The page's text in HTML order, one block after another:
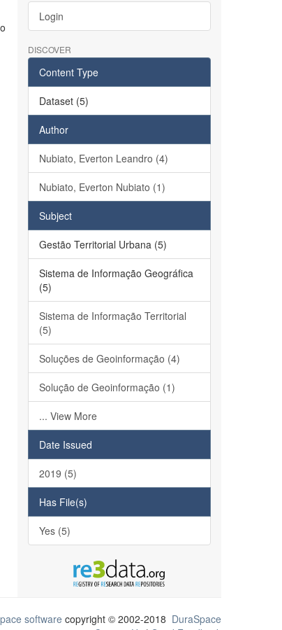
Login
DISCOVER
Content Type
Dataset (5)
Author
Nubiato, Everton Leandro (4)
Nubiato, Everton Nubiato (1)
Subject
Gestão Territorial Urbana (5)
Sistema de Informação Geográfica
(5)
Sistema de Informação Territorial
(5)
Soluções de Geoinformação (4)
Solução de Geoinformação (1)
... View More
Date Issued
2019 (5)
Has File(s)
Yes (5)
software copyright © 2002-2018 DuraSpace